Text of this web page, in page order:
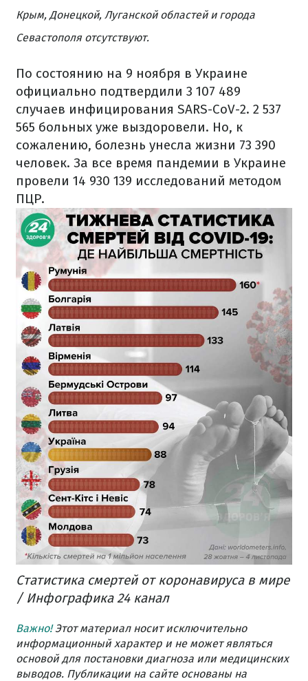
Крым, Донецкой, Луганской областей и города
Севастополя отсутствуют.
По состоянию на 9 ноября в Украине
официально подтвердили 3 107 489
случаев инфицирования SARS-CoV-2. 2 537
565 больных уже выздоровели. Но, к
сожалению, болезнь унесла жизни 73 390
человек. За все время пандемии в Украине
провели 14 930 139 исследований методом
ПЦР.
Статистика смертей от коронавируса в мире
/ Инфографика 24 канал
Важно!Этот материал носит исключительно
информационный характер и не может являться
основой для постановки диагноза или медицинских
выводов. Публикации на сайте основаны на